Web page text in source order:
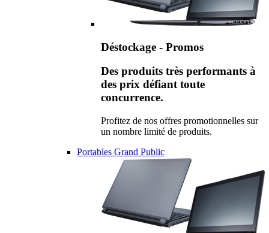
Déstockage - Promos
Des produits très performants à
des prix défiant toute
concurrence.
Profitez de nos offres promotionnelles sur
un nombre limité de produits.
Portables Grand Public